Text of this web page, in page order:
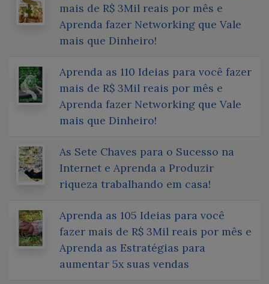
mais de R$ 3Mil reais por mês e
Aprenda fazer Networking que Vale
mais que Dinheiro!
Aprenda as 110 Ideias para você fazer
mais de R$ 3Mil reais por mês e
Aprenda fazer Networking que Vale
mais que Dinheiro!
As Sete Chaves para o Sucesso na
Internet e Aprenda a Produzir
riqueza trabalhando em casa!
Aprenda as 105 Ideias para você
fazer mais de R$ 3Mil reais por mês e
Aprenda as Estratégias para
aumentar 5x suas vendas